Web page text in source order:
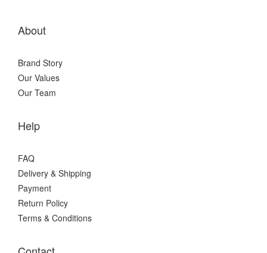
About
Brand Story
Our Values
Our Team
Help
FAQ
Delivery & Shipping
Payment
Return Policy
Terms & Conditions